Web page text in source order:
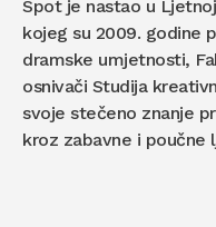
Spot je nastao u
kojeg su 2009. godine
dramske umjetnosti,
osnivači Studija
svoje stečeno znanje
kroz zabavne i poučne